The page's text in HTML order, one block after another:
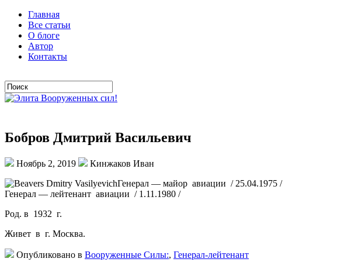
Главная
Все статьи
О блоге
Автор
Контакты
Бобров Дмитрий Васильевич
Ноябрь 2, 2019
Кинжаков Иван
Генерал — майор авиации / 25.04.1975 /
Генерал — лейтенант авиации / 1.11.1980 /
Род. в 1932 г.
Живет в г. Москва.
Опубликовано в Вооруженные Силы:, Генерал-лейтенант